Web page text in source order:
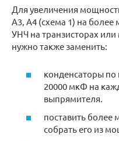
Для увеличения
А3, А4 (схема 1) на
УНЧ на транзисторах
нужно также заменить:
конденсаторы по
20000 мкФ на
выпрямителя.
поставить
собрать его из